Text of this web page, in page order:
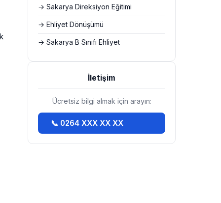
→ Sakarya Direksiyon Eğitimi
→ Ehliyet Dönüşümü
→ Sakarya B Sınıfı Ehliyet
İletişim
Ücretsiz bilgi almak için arayın:
📞 0264 XXX XX XX